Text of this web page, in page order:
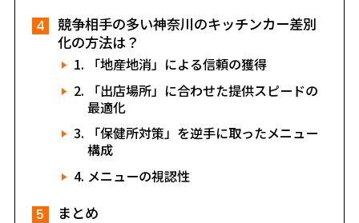
競争相手の多い神奈川のキッチンカー差別
化の方法は？
「地産地消」による信頼の獲得
「出店場所」に合わせた提供スピードの
最適化
「保健所対策」を逆手に取ったメニュー
構成
メニューの視認性
まとめ